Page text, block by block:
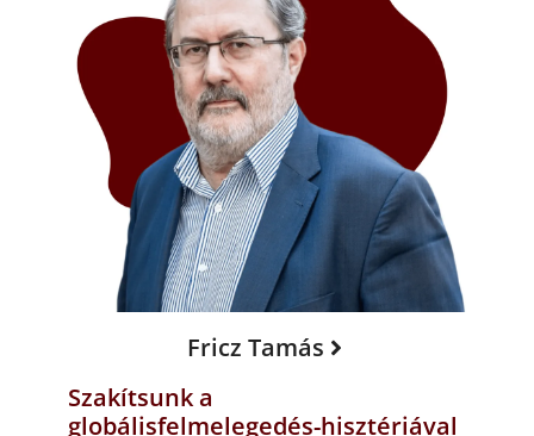
Fricz Tamás
Szakítsunk a
globálisfelmelegedés-hisztériával